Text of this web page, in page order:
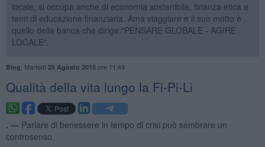
locale, si occupa anche di economia sostenibile, finanza etica e
temi di educazione finanziaria. Ama viaggiare e il suo motto è
quello della banca che dirige:"PENSARE GLOBALE - AGIRE
LOCALE".
Blog Martedì 25 Agosto 2015ore 11:49
Qualità della vita lungo la Fi-Pi-Li
. — Parlare di benessere in tempo di crisi può sembrare un
controsenso.